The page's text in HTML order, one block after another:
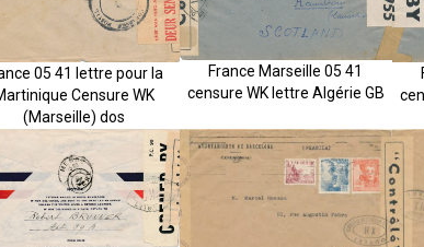
05 41 lettre pour la
Censure WK
(Marseille) dos
France Marseille 05 41
censure WK lettre Algérie GB